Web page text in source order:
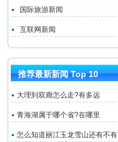
国际旅游新闻
互联网新闻
推荐最新新闻 Top 10
大理到双廊怎么走?有多远
青海湖属于哪个省?在哪里
怎么知道丽江玉龙雪山还有不有